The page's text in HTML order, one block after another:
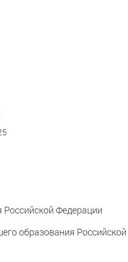
Федерации
образования Российской